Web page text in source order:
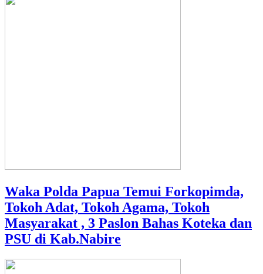
Waka Polda Papua Temui Forkopimda,
Tokoh Adat, Tokoh Agama, Tokoh
Masyarakat , 3 Paslon Bahas Koteka dan
PSU di Kab.Nabire